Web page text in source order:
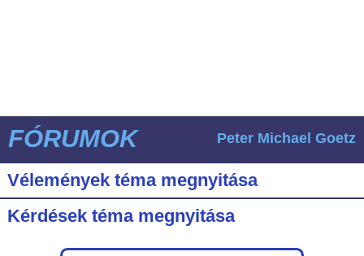
FÓRUMOK Peter Michael Goetz
Vélemények téma megnyitása
Kérdések téma megnyitása